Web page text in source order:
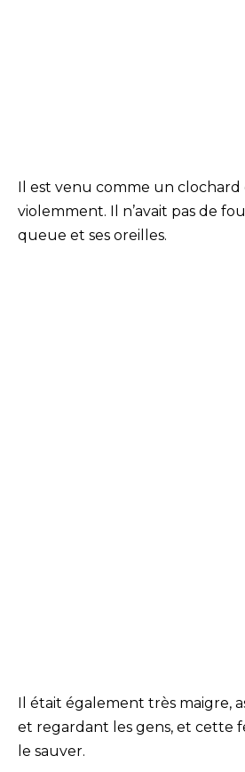
Il est venu comme un
violemment. Il n’avait pas de
queue et ses oreilles.
Il était également très maigre,
et regardant les gens, et cette
le sauver.